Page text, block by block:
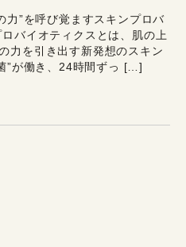
力”を呼び覚ますスキンプロバ
バイオティクスとは、肌の上
力を引き出す新発想のスキン
”が働き、24時間ずっ […]